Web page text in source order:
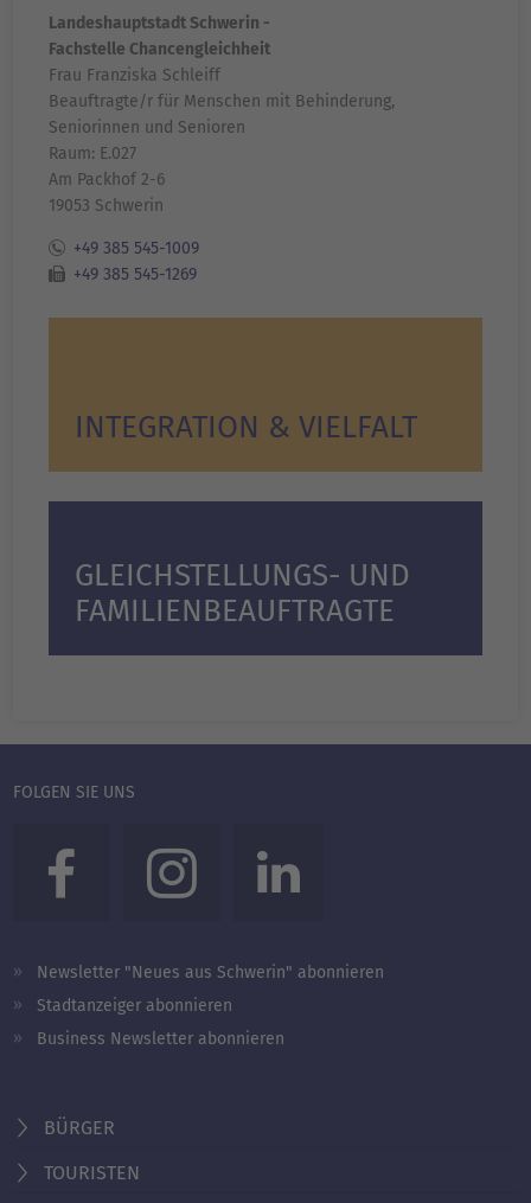
Landeshauptstadt Schwerin -
Fachstelle Chancengleichheit
Frau Franziska Schleiff
Beauftragte/r für Menschen mit Behinderung,
Seniorinnen und Senioren
Raum: E.027
Am Packhof 2-6
19053 Schwerin
+49 385 545-1009
+49 385 545-1269
INTEGRATION & VIELFALT
GLEICHSTELLUNGS- UND
FAMILIENBEAUFTRAGTE
FOLGEN SIE UNS
Newsletter "Neues aus Schwerin" abonnieren
Stadtanzeiger abonnieren
Business Newsletter abonnieren
BÜRGER
TOURISTEN